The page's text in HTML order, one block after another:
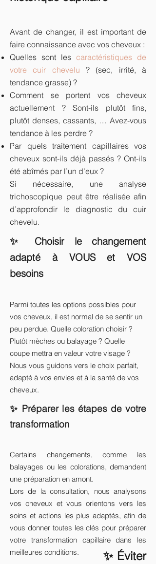
Avant de changer, il est important de
faire connaissance avec vos cheveux :
Quelles sont les caractéristiques de
votre cuir chevelu ? (sec, irrité, à
tendance grasse) ?
Comment se portent vos cheveux
actuellement ? Sont-ils plutôt fins,
plutôt denses, cassants, … Avez-vous
tendance à les perdre ?
Par quels traitement capillaires vos
cheveux sont-ils déjà passés ? Ont-ils
été abîmés par l’un d’eux ?
Si nécessaire, une analyse
trichoscopique peut être réalisée afin
d’approfondir le diagnostic du cuir
chevelu.
✨ Choisir le changement
adapté à VOUS et VOS
besoins
Parmi toutes les options possibles pour
vos cheveux, il est normal de se sentir un
peu perdue. Quelle coloration choisir ?
Plutôt mèches ou balayage ? Quelle
coupe mettra en valeur votre visage ?
Nous vous guidons vers le choix parfait,
adapté à vos envies et à la santé de vos
cheveux.
✨ Éviter
✨ Préparer les étapes de votre
transformation
Certains changements, comme les
balayages ou les colorations, demandent
une préparation en amont.
Lors de la consultation, nous analysons
vos cheveux et vous orientons vers les
soins et actions les plus adaptés, afin de
vous donner toutes les clés pour préparer
votre transformation capillaire dans les
meilleures conditions.